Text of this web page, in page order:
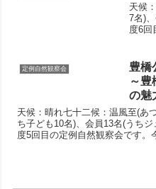
天候
7名)
度6回
「木
る！
した
や木
以外
残っ
られ
定例自然観察会
豊橋
～豊
の魅
天候：晴れ七十二候：温風至(あ
ち子ども10名)、会員13名(うち
度5回目の定例自然観察会です。
うテーマで観察会を行いました
の参加がありました。お子さん